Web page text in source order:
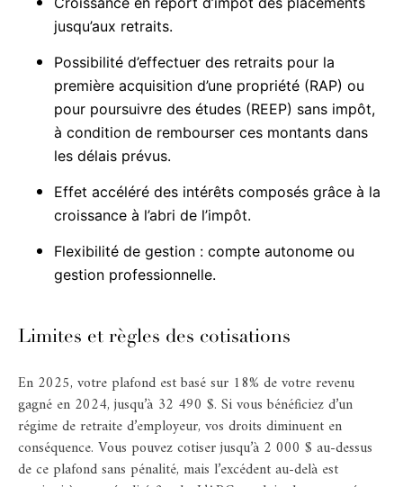
jusqu’aux retraits.​
Possibilité d’effectuer des retraits pour la
première acquisition d’une propriété (RAP) ou
pour poursuivre des études (REEP) sans impôt,
à condition de rembourser ces montants dans
les délais prévus.​
Effet accéléré des intérêts composés grâce à la
croissance à l’abri de l’impôt.​
Flexibilité de gestion : compte autonome ou
gestion professionnelle.​
Limites et règles des cotisations
En 2025, votre plafond est basé sur 18% de votre revenu
gagné en 2024, jusqu’à 32 490 $. Si vous bénéficiez d’un
régime de retraite d’employeur, vos droits diminuent en
conséquence. Vous pouvez cotiser jusqu’à 2 000 $ au-dessus
de ce plafond sans pénalité, mais l’excédent au-delà est